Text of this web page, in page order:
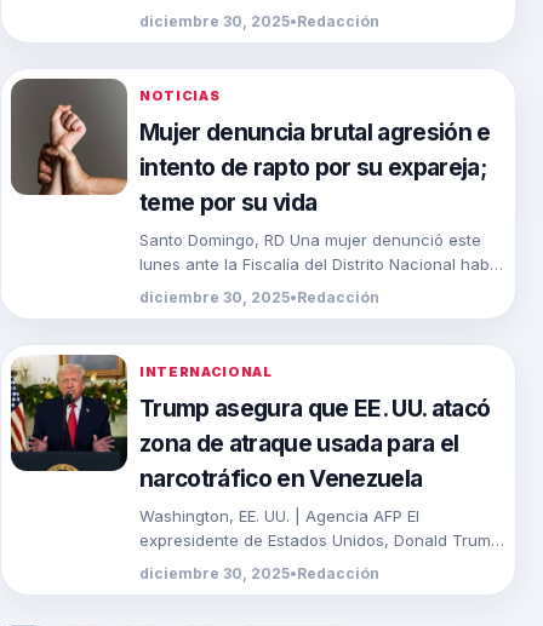
refirió este lunes a la firma de […]
diciembre 30, 2025•Redacción
NOTICIAS
Mujer denuncia brutal agresión e
intento de rapto por su expareja;
teme por su vida
Santo Domingo, RD Una mujer denunció este
lunes ante la Fiscalía del Distrito Nacional haber
sido víctima de una Brutal Agresión
presuntamente […]
diciembre 30, 2025•Redacción
INTERNACIONAL
Trump asegura que EE. UU. atacó
zona de atraque usada para el
narcotráfico en Venezuela
Washington, EE. UU. | Agencia AFP El
expresidente de Estados Unidos, Donald Trump,
afirmó este lunes que su país atacó y destruyó
diciembre 30, 2025•Redacción